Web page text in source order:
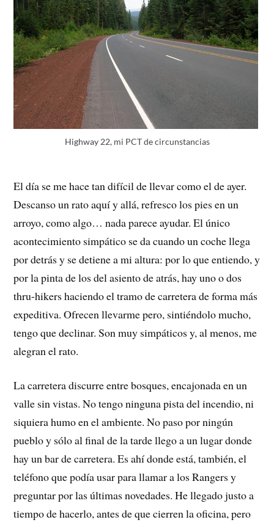
Highway 22, mi PCT de circunstancias
El día se me hace tan difícil de llevar como el de ayer.
Descanso un rato aquí y allá, refresco los pies en un
arroyo, como algo… nada parece ayudar. El único
acontecimiento simpático se da cuando un coche llega
por detrás y se detiene a mi altura: por lo que entiendo, y
por la pinta de los del asiento de atrás, hay uno o dos
thru-hikers haciendo el tramo de carretera de forma más
expeditiva. Ofrecen llevarme pero, sintiéndolo mucho,
tengo que declinar. Son muy simpáticos y, al menos, me
alegran el rato.
La carretera discurre entre bosques, encajonada en un
valle sin vistas. No tengo ninguna pista del incendio, ni
siquiera humo en el ambiente. No paso por ningún
pueblo y sólo al final de la tarde llego a un lugar donde
hay un bar de carretera. Es ahí donde está, también, el
teléfono que podía usar para llamar a los Rangers y
preguntar por las últimas novedades. He llegado justo a
tiempo de hacerlo, antes de que cierren la oficina, pero